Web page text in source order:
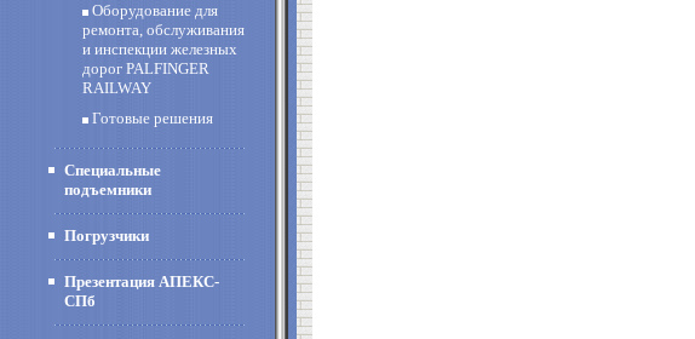
Оборудование для
ремонта, обслуживания
и инспекции железных
дорог PALFINGER
RAILWAY
Готовые решения
Специальные
подъемники
Погрузчики
Презентация АПЕКС-
СПб